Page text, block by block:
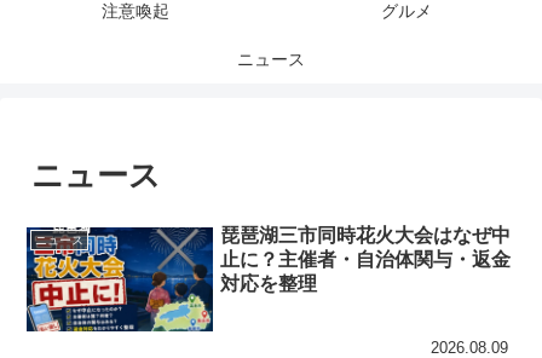
注意喚起 グルメ
ニュース
ニュース
ニュース
琵琶湖三市同時花火大会はなぜ中
止に？主催者・自治体関与・返金
対応を整理
2026.08.09